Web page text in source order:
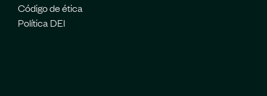
Código de ética
Política DEI